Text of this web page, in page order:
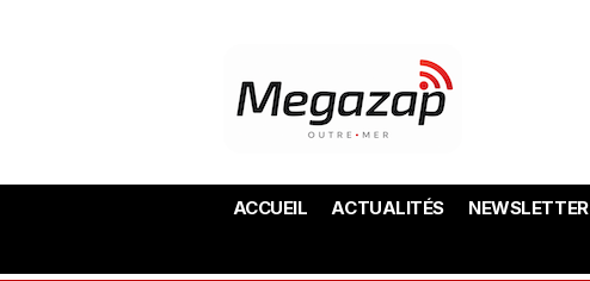
ACCUEIL ACTUALITÉS NEWSLETTER